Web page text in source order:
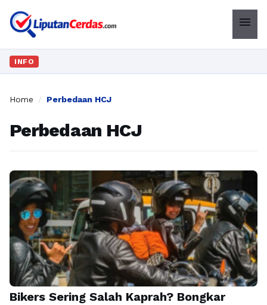
menu
INFO
Home / Perbedaan HCJ
Perbedaan HCJ
Bikers Sering Salah Kaprah? Bongkar